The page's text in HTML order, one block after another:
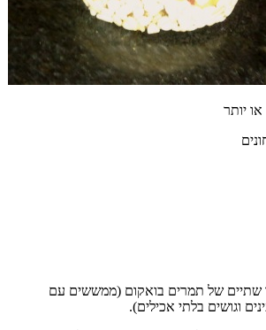
שתיים של תמרים בואקום (ממששים עם
וגושים בלתי אכילים).